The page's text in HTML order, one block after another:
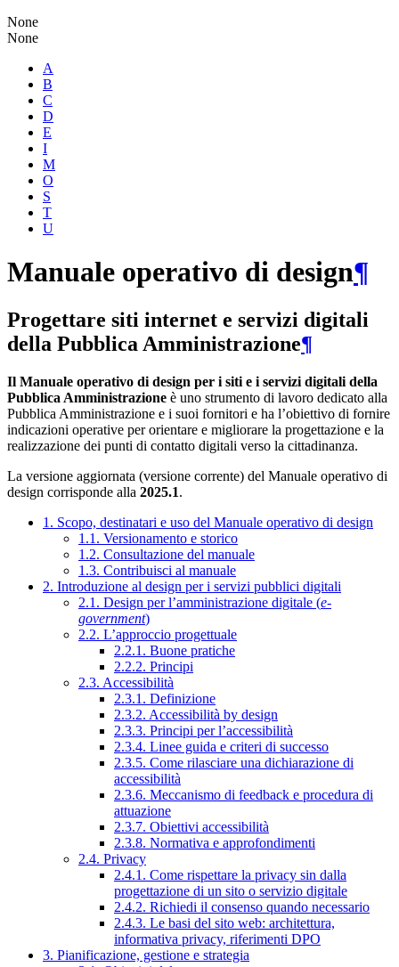
None
None
A
B
C
D
E
I
M
O
S
T
U
Manuale operativo di design¶
Progettare siti internet e servizi digitali
della Pubblica Amministrazione¶
Il Manuale operativo di design per i siti e i servizi digitali della
Pubblica Amministrazione è uno strumento di lavoro dedicato alla
Pubblica Amministrazione e i suoi fornitori e ha l’obiettivo di fornire
indicazioni operative per orientare e migliorare la progettazione e la
realizzazione dei punti di contatto digitali verso la cittadinanza.
La versione aggiornata (versione corrente) del Manuale operativo di
design corrisponde alla 2025.1.
1. Scopo, destinatari e uso del Manuale operativo di design
1.1. Versionamento e storico
1.2. Consultazione del manuale
1.3. Contribuisci al manuale
2. Introduzione al design per i servizi pubblici digitali
2.1. Design per l’amministrazione digitale (e-
government)
2.2. L’approccio progettuale
2.2.1. Buone pratiche
2.2.2. Principi
2.3. Accessibilità
2.3.1. Definizione
2.3.2. Accessibilità by design
2.3.3. Principi per l’accessibilità
2.3.4. Linee guida e criteri di successo
2.3.5. Come rilasciare una dichiarazione di
accessibilità
2.3.6. Meccanismo di feedback e procedura di
attuazione
2.3.7. Obiettivi accessibilità
2.3.8. Normativa e approfondimenti
2.4. Privacy
2.4.1. Come rispettare la privacy sin dalla
progettazione di un sito o servizio digitale
2.4.2. Richiedi il consenso quando necessario
2.4.3. Le basi del sito web: architettura,
informativa privacy, riferimenti DPO
3. Pianificazione, gestione e strategia